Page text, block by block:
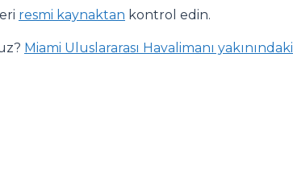
resmi kaynaktan kontrol edin.
Miami Uluslararası Havalimanı yakınındaki